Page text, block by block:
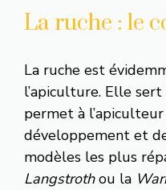
La ruche : le
La ruche est
l’apiculture. Elle
permet à
développement et
modèles les plus
Langstrothou la